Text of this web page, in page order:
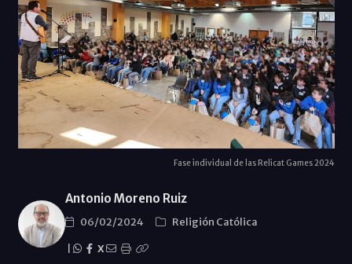
Fase individual de las Relicat Games 2024
Antonio Moreno Ruiz
06/02/2024
Religión Católica
X